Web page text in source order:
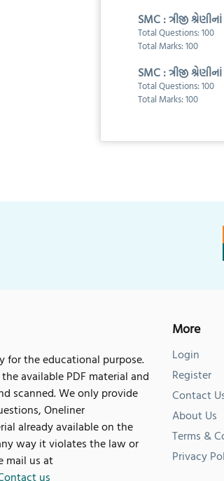
SMC : ત્રીજી
Total Questions: 100
Total Marks: 100
SMC : ત્રીજી
Total Questions: 100
Total Marks: 100
for the educational purpose.
available PDF material and
scanned. We only provide
Oneliner
already available on the
way it violates the law or
mail us at
us
More
Login
Register
Contact
About Us
Terms &
Privacy